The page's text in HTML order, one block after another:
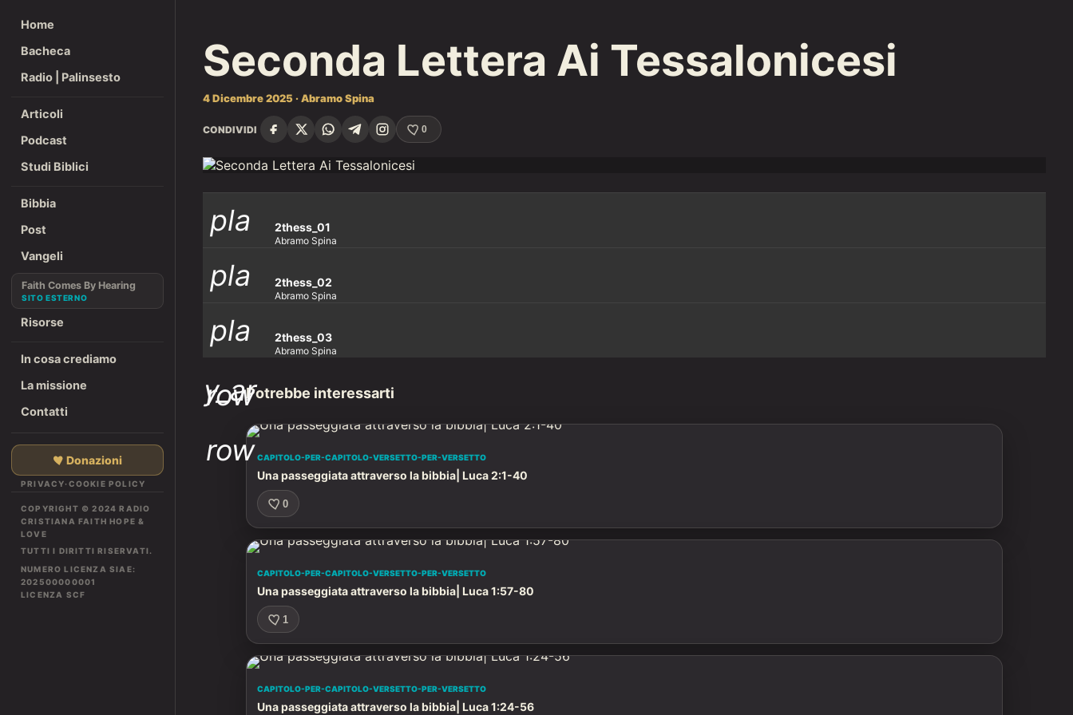
Home
Bacheca
Radio | Palinsesto
Articoli
Podcast
Studi Biblici
Bibbia
Post
Vangeli
Faith Comes By Hearing
Risorse
In cosa crediamo
La missione
Contatti
Donazioni
PRIVACY· COOKIE POLICY
COPYRIGHT © 2024 RADIO
CRISTIANA FAITH HOPE &
LOVE
TUTTI I DIRITTI RISERVATI.
NUMERO LICENZA SIAE:
202500000001
LICENZA SCF
Seconda Lettera Ai Tessalonicesi
4 Dicembre 2025 · Abramo Spina
CONDIVIDI 0
pla
y_ar
row
2thess_01
Abramo Spina
pla
y_ar
row
2thess_02
Abramo Spina
pla
y_ar
row
2thess_03
Abramo Spina
Potrebbe interessarti
CAPITOLO-PER-CAPITOLO-VERSETTO-PER-VERSETTO
Una passeggiata attraverso la bibbia| Luca 2:1-40
0
CAPITOLO-PER-CAPITOLO-VERSETTO-PER-VERSETTO
Una passeggiata attraverso la bibbia| Luca 1:57-80
1
CAPITOLO-PER-CAPITOLO-VERSETTO-PER-VERSETTO
Una passeggiata attraverso la bibbia| Luca 1:24-56